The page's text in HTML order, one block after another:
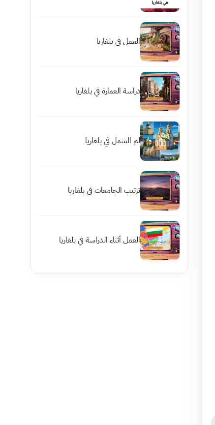
العمل في بلغاريا
دراسة العمارة في بلغاريا
لم الشمل في بلغاريا
ترتيب الجامعات في بلغاريا
العمل أثناء الدراسة في بلغاريا